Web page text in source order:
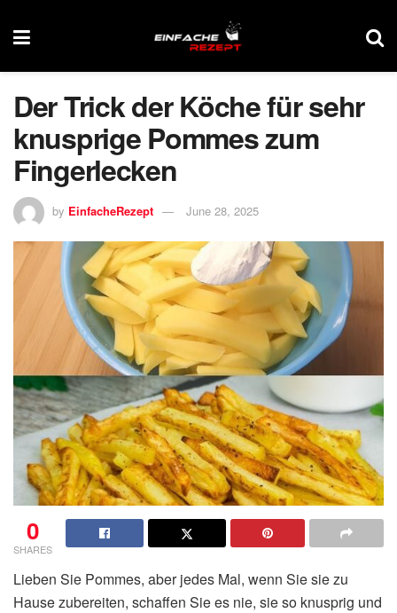
Der Trick der Köche für sehr
knusprige Pommes zum
Fingerlecken
by EinfacheRezept June 28, 2025
0
SHARES
Lieben Sie Pommes, aber jedes Mal, wenn Sie sie zu
Hause zubereiten, schaffen Sie es nie, sie so knusprig und